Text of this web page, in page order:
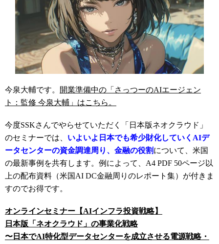
今泉大輔です。
開業準備中の「さっつーのAIエージェン
ト：監修 今泉大輔」はこちら。
今度SSKさんでやらせていただく「日本版ネオクラウド」
のセミナーでは、 いよいよ日本でも希少財化していくAIデ
ータセンターの資金調達周り、金融の役割について、米国
の最新事例を共有します。例によって、A4 PDF 50ページ以
上の配布資料（米国AI DC金融周りのレポート集）が付きま
すのでお得です。
オンラインセミナー【AIインフラ投資戦略】
日本版「ネオクラウド」の事業化戦略
〜日本でAI特化型データセンターを成立させる電源戦略・